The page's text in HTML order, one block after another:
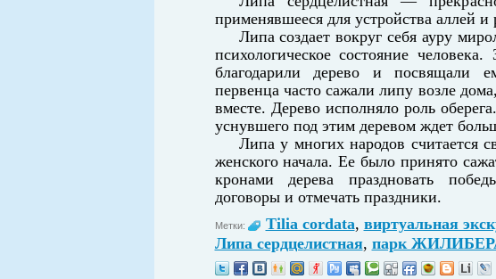
применявшееся для устройства аллей
Липа создает вокруг себя ауру
психологическое состояние
благодарили дерево и посвящали
первенца часто сажали липу возле
вместе. Дерево исполняло роль
уснувшего под этим деревом ждет
Липа у многих народов считается
женского начала. Ее было принято
кронами дерева праздновать
договоры и отмечать праздники.
Метки: Tilia cordata, виртуальная
Липа сердцелистная, парк